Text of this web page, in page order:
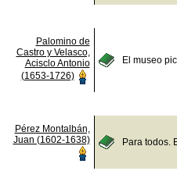
Palomino de
Castro y Velasco,
Acisclo Antonio
(1653-1726)
El museo
Pérez Montalbán,
Juan (1602-1638)
Para todos.